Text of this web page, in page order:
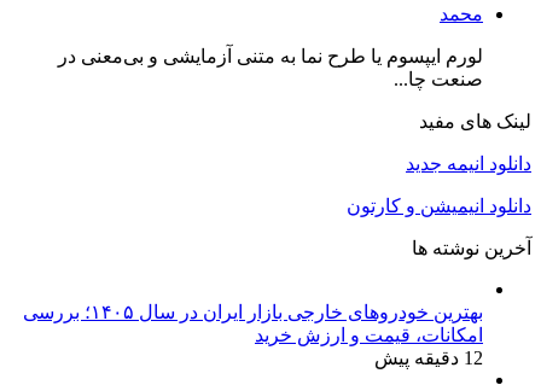
محمد
لورم ایپسوم یا طرح‌ نما به متنی آزمایشی و بی‌معنی در
صنعت چا...
لینک های مفید
دانلود انیمه جدید
دانلود انیمیشن و کارتون
آخرین نوشته ها
بهترین خودروهای خارجی بازار ایران در سال ۱۴۰۵؛ بررسی
امکانات، قیمت و ارزش خرید
12 دقیقه پیش